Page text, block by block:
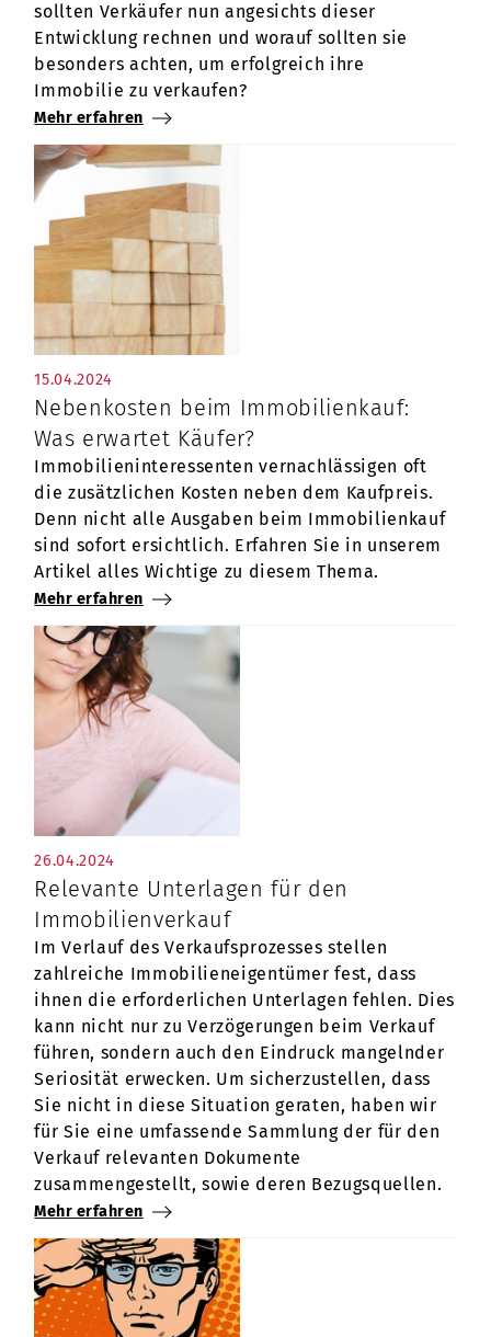
sollten Verkäufer nun angesichts dieser
Entwicklung rechnen und worauf sollten sie
besonders achten, um erfolgreich ihre
Immobilie zu verkaufen?
Mehr erfahren
15.04.2024
Nebenkosten beim Immobilienkauf:
Was erwartet Käufer?
Immobilieninteressenten vernachlässigen oft
die zusätzlichen Kosten neben dem Kaufpreis.
Denn nicht alle Ausgaben beim Immobilienkauf
sind sofort ersichtlich. Erfahren Sie in unserem
Artikel alles Wichtige zu diesem Thema.
Mehr erfahren
26.04.2024
Relevante Unterlagen für den
Immobilienverkauf
Im Verlauf des Verkaufsprozesses stellen
zahlreiche Immobilieneigentümer fest, dass
ihnen die erforderlichen Unterlagen fehlen. Dies
kann nicht nur zu Verzögerungen beim Verkauf
führen, sondern auch den Eindruck mangelnder
Seriosität erwecken. Um sicherzustellen, dass
Sie nicht in diese Situation geraten, haben wir
für Sie eine umfassende Sammlung der für den
Verkauf relevanten Dokumente
zusammengestellt, sowie deren Bezugsquellen.
Mehr erfahren